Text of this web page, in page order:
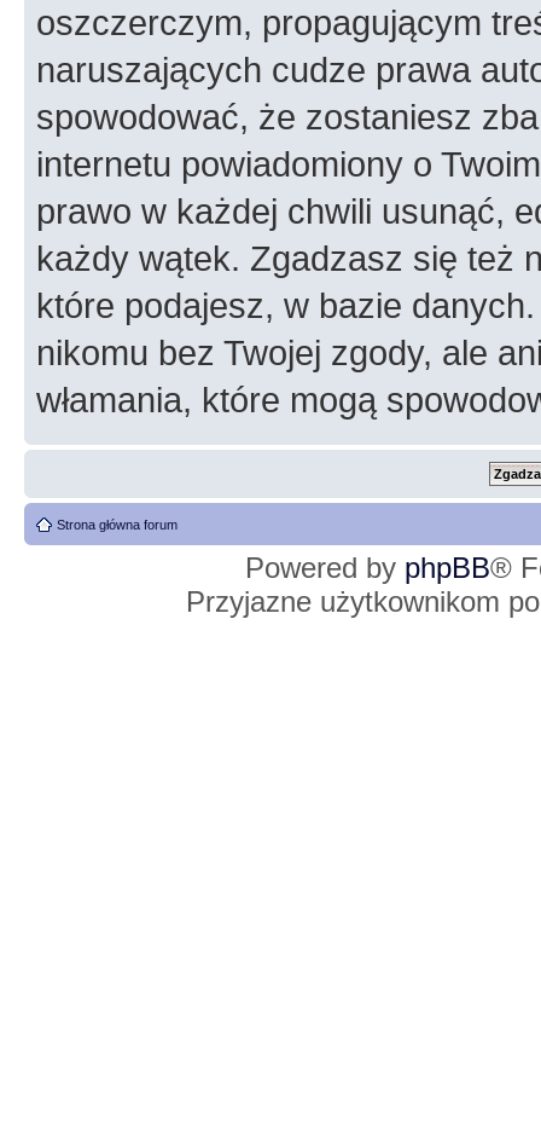
oszczerczym, propagującym
naruszających cudze prawa
spowodować, że zostaniesz
internetu powiadomiony o
prawo w każdej chwili usunąć,
każdy wątek. Zgadzasz się też
które podajesz, w bazie
nikomu bez Twojej zgody, ale
włamania, które mogą
Strona główna forum
Powered by phpBB®
Przyjazne użytkownikom